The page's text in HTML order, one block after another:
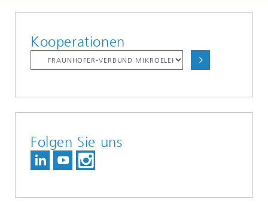
Kooperationen
Folgen Sie uns